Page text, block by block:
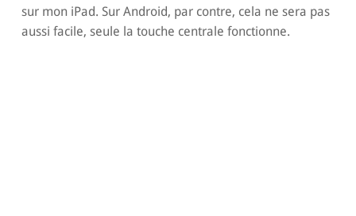
sur mon iPad. Sur Android, par contre, cela ne sera pas
aussi facile, seule la touche centrale fonctionne.